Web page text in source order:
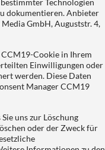
Technologien
dokumentieren. Anbieter
GmbH, Auguststr. 4,
Cookie in Ihrem
Einwilligungen oder
werden. Diese Daten
Manager CCM19
uns zur Löschung
oder der Zweck für